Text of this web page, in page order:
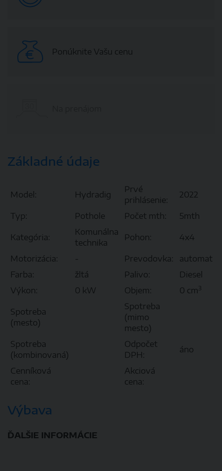
Ponúknite Vašu cenu
Základné údaje
Model: Hydradig
Prvé
prihlásenie:
2022
Typ: Pothole Počet mth: 5mth
Kategória:
Komunálna
technika
Pohon: 4x4
Motorizácia: - Prevodovka:
automat
Farba:
žltá Palivo:
Diesel
Výkon:
0 kW Objem: 0 cm3
Spotreba
(mesto)
Spotreba
(mimo
mesto)
Spotreba
(kombinovaná)
Odpočet
DPH:
áno
Cenníková
cena:
Akciová
cena:
Výbava
ĎALŠIE INFORMÁCIE